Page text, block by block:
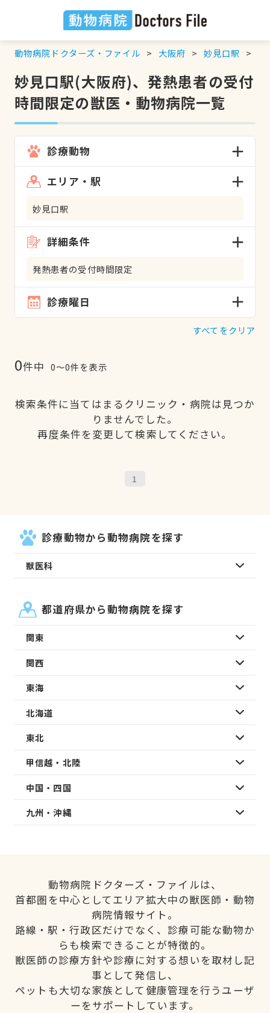
動物病院ドクターズ・ファイル 大阪府 妙見口駅
妙見口駅(大阪府)、発熱患者の受付
時間限定の獣医・動物病院一覧
診療動物
エリア・駅
妙見口駅
詳細条件
発熱患者の受付時間限定
診療曜日
すべてをクリア
0件中 0〜0件を表示
検索条件に当てはまるクリニック・病院は見つか
りませんでした。
再度条件を変更して検索してください。
1
診療動物から動物病院を探す
獣医科
都道府県から動物病院を探す
関東
関西
東海
北海道
東北
甲信越・北陸
中国・四国
九州・沖縄
動物病院ドクターズ・ファイルは、
首都圏を中心としてエリア拡大中の獣医師・動物
病院情報サイト。
路線・駅・行政区だけでなく、診療可能な動物か
らも検索できることが特徴的。
獣医師の診療方針や診療に対する想いを取材し記
事として発信し、
ペットも大切な家族として健康管理を行うユーザ
ーをサポートしています。